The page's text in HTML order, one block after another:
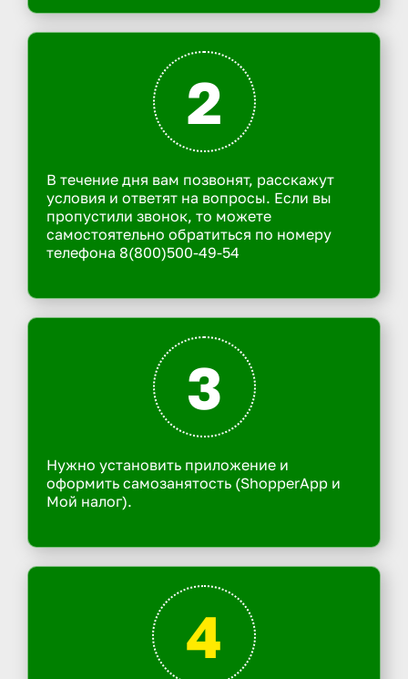
2
В течение дня вам позвонят, расскажут
условия и ответят на вопросы. Если вы
пропустили звонок, то можете
самостоятельно обратиться по номеру
телефона 8(800)500-49-54
3
Нужно установить приложение и
оформить самозанятость (ShopperApp и
Мой налог).
4